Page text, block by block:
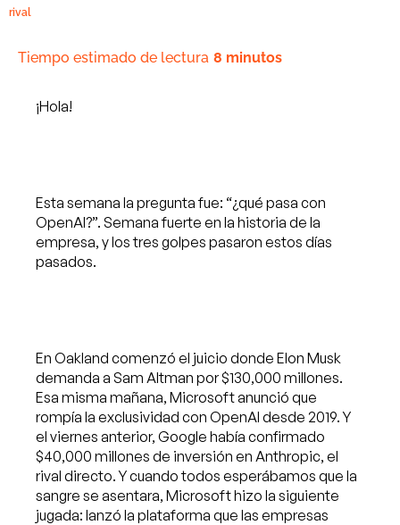
rival
Tiempo estimado de lectura 8 minutos
¡Hola!
Esta semana la pregunta fue: “¿qué pasa con
OpenAI?”. Semana fuerte en la historia de la
empresa, y los tres golpes pasaron estos días
pasados.
En Oakland comenzó el juicio donde Elon Musk
demanda a Sam Altman por $130,000 millones.
Esa misma mañana, Microsoft anunció que
rompía la exclusividad con OpenAI desde 2019. Y
el viernes anterior, Google había confirmado
$40,000 millones de inversión en Anthropic, el
rival directo. Y cuando todos esperábamos que la
sangre se asentara, Microsoft hizo la siguiente
jugada: lanzó la plataforma que las empresas